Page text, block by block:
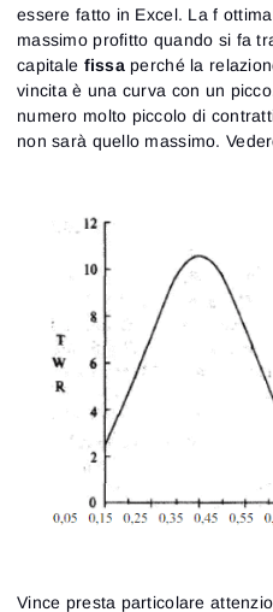
essere fatto in Excel. La f
massimo profitto quando si fa
capitale fissa perché la
vincita è una curva con un
numero molto piccolo di
non sarà quello massimo.
Vince presta particolare
Email
Password
Non hai un
Reimposta la
Inserisci il tuo indirizzo e-
creare una nuova password.
Email Desidero ricevere offerte
Accetto i
Consulta la nostra
Hai già un